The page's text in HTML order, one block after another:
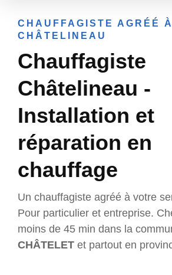
CHAUFFAGISTE AGRÉÉ
CHÂTELINEAU
Chauffagiste
Châtelineau -
Installation et
réparation en
chauffage
Un chauffagiste agréé à votre
Pour particulier et entreprise.
moins de 45 min dans la
CHÂTELET et partout en